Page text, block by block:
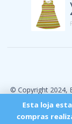
© Copyright 2024,
Esta loja
compras